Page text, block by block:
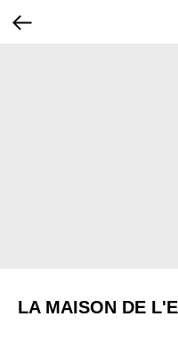
LA MAISON DE